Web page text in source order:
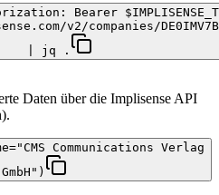
Bearer
v2/companies/
| jq .
Daten über die Implisense API
Communications Verlag
GmbH")